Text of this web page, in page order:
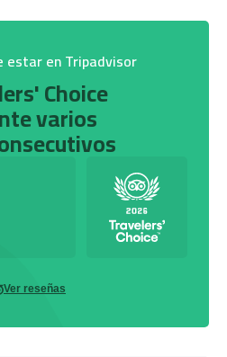
estar en Tripadvisor
Choice
varios
Ver reseñas